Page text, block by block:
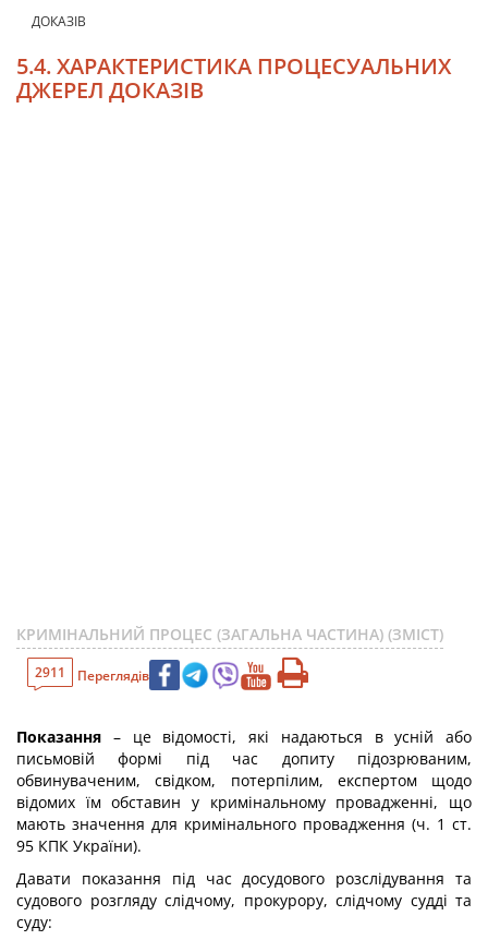
ДОКАЗІВ
5.4. ХАРАКТЕРИСТИКА ПРОЦЕСУАЛЬНИХ
ДЖЕРЕЛ ДОКАЗІВ
КРИМІНАЛЬНИЙ ПРОЦЕС (ЗАГАЛЬНА ЧАСТИНА) (ЗМІСТ)
2911 Переглядів
Показання – це відомості, які надаються в усній або
письмовій формі під час допиту підозрюваним,
обвинуваченим, свідком, потерпілим, експертом щодо
відомих їм обставин у кримінальному провадженні, що
мають значення для кримінального провадження (ч. 1 ст.
95 КПК України).
Давати показання під час досудового розслідування та
судового розгляду слідчому, прокурору, слідчому судді та
суду: